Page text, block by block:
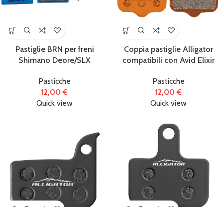
Pastiglie BRN per freni
Shimano Deore/SLX
Pasticche
12,00€
Quick view
Coppia pastiglie Alligator
compatibili con Avid Elixir
Pasticche
12,00€
Quick view